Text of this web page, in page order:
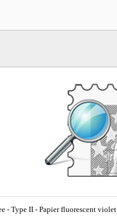
- Type II - Papier fluorescent violet